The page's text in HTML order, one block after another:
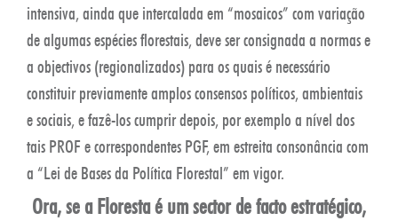
intensiva, ainda que intercalada em “mosaicos” com variação
de algumas espécies florestais, deve ser consignada a normas e
a objectivos (regionalizados) para os quais é necessário
constituir previamente amplos consensos políticos, ambientais
e sociais, e fazê-los cumprir depois, por exemplo a nível dos
tais PROF e correspondentes PGF, em estreita consonância com
a “Lei de Bases da Política Florestal” em vigor.
Ora, se a Floresta é um sector de facto estratégico,